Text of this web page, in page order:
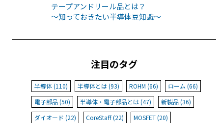
テープアンドリール品とは？
〜知っておきたい半導体豆知識〜
注目のタグ
半導体 (110) 半導体とは (93) ROHM (66)
ローム (66)
電子部品 (50)
半導体・電子部品とは (47)
新製品 (36)
ダイオード (22)
CoreStaff (22)
MOSFET (20)